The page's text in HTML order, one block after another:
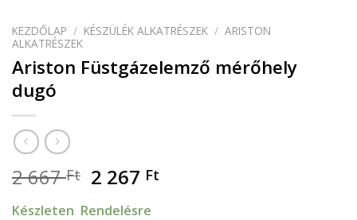
KEZDŐLAP / KÉSZÜLÉK ALKATRÉSZEK / ARISTON
ALKATRÉSZEK
Ariston Füstgázelemző mérőhely
dugó
2 667Ft 2 267 Ft
Készleten Rendelésre